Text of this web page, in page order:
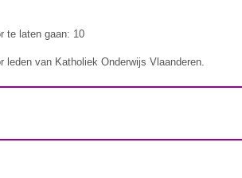
te laten gaan: 10
leden van Katholiek Onderwijs Vlaanderen.